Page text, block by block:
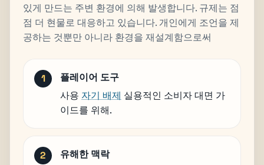
있게 만드는 주변 환경에 의해 발생합니다. 규제는 점
점 더 현물로 대응하고 있습니다. 개인에게 조언을 제
공하는 것뿐만 아니라 환경을 재설계함으로써
플레이어 도구
사용 자기 배제 실용적인 소비자 대면 가
이드를 위해.
유해한 맥락